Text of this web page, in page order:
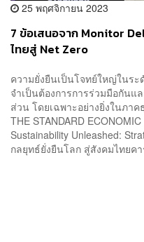
25 พฤศจิกายน 2023
7 ข้อเสนอจาก Monitor
ไทยสู่ Net Zero
ความยั่งยืนเป็นโจทย์ใหญ่ในร
จำเป็นต้องการการร่วมมือกัน
ส่วน โดยเฉพาะอย่างยิ่งในภา
THE STANDARD
Sustainability Unleashed:
กลยุทธ์ยั่งยืนโลก สู่สังคมไทยค